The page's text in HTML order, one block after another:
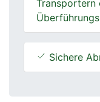
Transportern
Sichere